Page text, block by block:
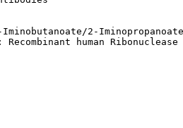
2-Iminopropanoate
Recombinant human